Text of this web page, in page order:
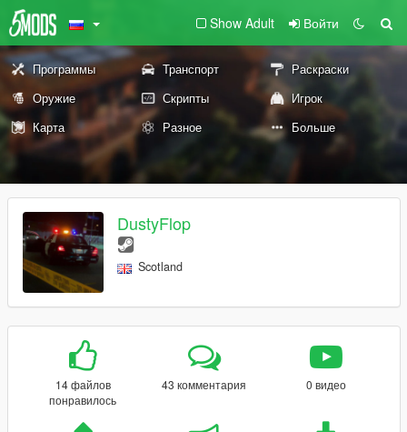
Show Adult Войти
Программы Транспорт
Раскраски
Оружие
Скрипты
Игрок
Карта
Разное Больше
DustyFlop
Scotland
14 файлов
понравилось
43 комментария 0 видео